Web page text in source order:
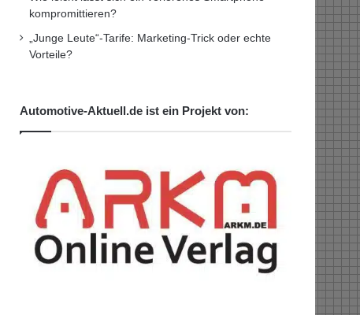
kompromittieren?
„Junge Leute“-Tarife: Marketing-Trick oder echte
Vorteile?
Automotive-Aktuell.de ist ein Projekt von: